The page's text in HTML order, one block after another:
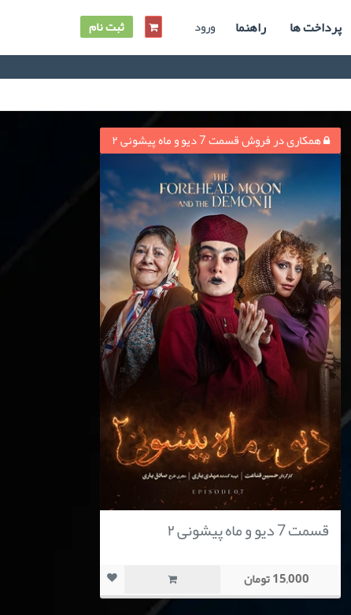
پرداخت ها راهنما ورود ثبت نام
همکاری در فروش قسمت 7 دیو و ماه پیشونی ۲
قسمت 7 دیو و ماه پیشونی ۲
15,000 تومان